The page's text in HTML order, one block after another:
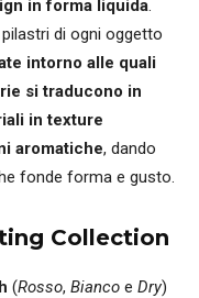
in forma liquida.
di ogni oggetto
intorno alle quali
si traducono in
in texture
aromatiche, dando
fonde forma e gusto.
Collection
(Rosso, Bianco e Dry)